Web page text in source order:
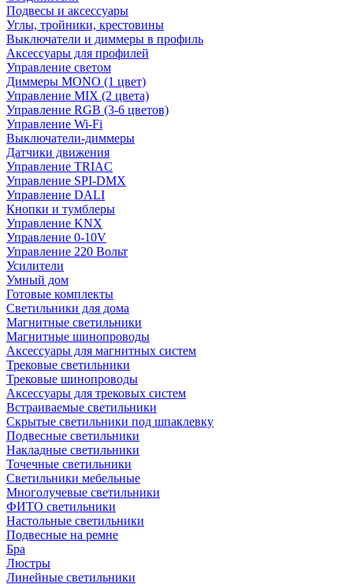
Подвесы и аксессуары
Углы, тройники, крестовины
Выключатели и диммеры в профиль
Аксессуары для профилей
Управление светом
Диммеры MONO (1 цвет)
Управление MIX (2 цвета)
Управление RGB (3-6 цветов)
Управление Wi-Fi
Выключатели-диммеры
Датчики движения
Управление TRIAC
Управление SPI-DMX
Управление DALI
Кнопки и тумблеры
Управление KNX
Управление 0-10V
Управление 220 Вольт
Усилители
Умный дом
Готовые комплекты
Светильники для дома
Магнитные светильники
Магнитные шинопроводы
Аксессуары для магнитных систем
Трековые светильники
Трековые шинопроводы
Аксессуары для трековых систем
Встраиваемые светильники
Скрытые светильники под шпаклевку
Подвесные светильники
Накладные светильники
Точечные светильники
Светильники мебельные
Многолучевые светильники
ФИТО светильники
Настольные светильники
Подвесные на ремне
Бра
Люстры
Линейные светильники